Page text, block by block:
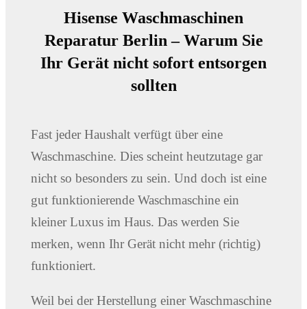
Hisense Waschmaschinen
Reparatur Berlin– Warum Sie
Ihr Gerät nicht sofort entsorgen
sollten
Fast jeder Haushalt verfügt über eine
Waschmaschine. Dies scheint heutzutage gar
nicht so besonders zu sein. Und doch ist eine
gut funktionierende Waschmaschine ein
kleiner Luxus im Haus. Das werden Sie
merken, wenn Ihr Gerät nicht mehr (richtig)
funktioniert.
Weil bei der Herstellung einer Waschmaschine